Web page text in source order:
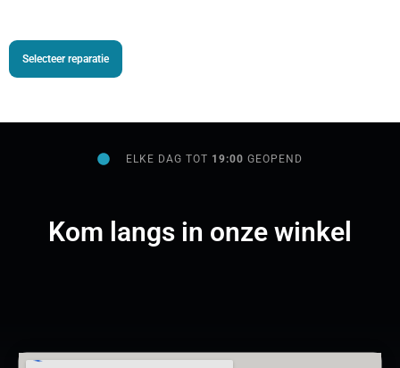
Selecteer reparatie
ELKE DAG TOT 19:00GEOPEND
Kom langs in onze winkel